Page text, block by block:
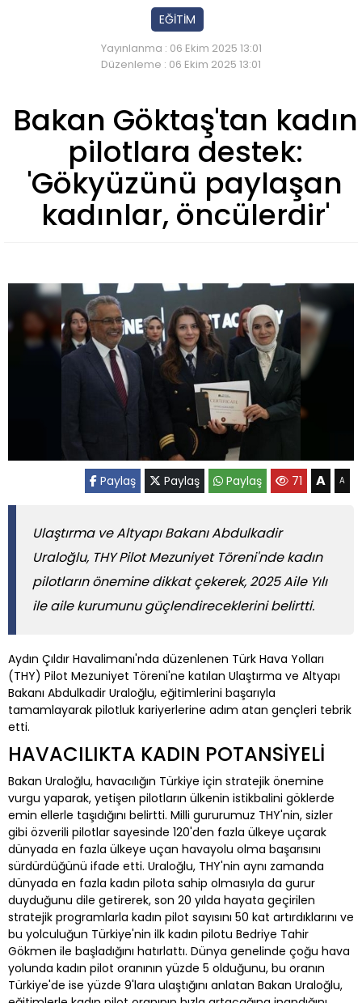
EĞİTİM
Yayınlanma : 06 Ekim 2025 13:01
Düzenleme : 06 Ekim 2025 13:01
Bakan Göktaş'tan kadın
pilotlara destek:
'Gökyüzünü paylaşan
kadınlar, öncülerdir'
Paylaş Paylaş Paylaş 71 A A
Ulaştırma ve Altyapı Bakanı Abdulkadir
Uraloğlu, THY Pilot Mezuniyet Töreni'nde kadın
pilotların önemine dikkat çekerek, 2025 Aile Yılı
ile aile kurumunu güçlendireceklerini belirtti.
Aydın Çıldır Havalimanı'nda düzenlenen Türk Hava Yolları
(THY) Pilot Mezuniyet Töreni'ne katılan Ulaştırma ve Altyapı
Bakanı Abdulkadir Uraloğlu, eğitimlerini başarıyla
tamamlayarak pilotluk kariyerlerine adım atan gençleri tebrik
etti.
HAVACILIKTA KADIN POTANSİYELİ
Bakan Uraloğlu, havacılığın Türkiye için stratejik önemine
vurgu yaparak, yetişen pilotların ülkenin istikbalini göklerde
emin ellerle taşıdığını belirtti. Milli gururumuz THY'nin, sizler
gibi özverili pilotlar sayesinde 120'den fazla ülkeye uçarak
dünyada en fazla ülkeye uçan havayolu olma başarısını
sürdürdüğünü ifade etti. Uraloğlu, THY'nin aynı zamanda
dünyada en fazla kadın pilota sahip olmasıyla da gurur
duyduğunu dile getirerek, son 20 yılda hayata geçirilen
stratejik programlarla kadın pilot sayısını 50 kat artırdıklarını ve
bu yolculuğun Türkiye'nin ilk kadın pilotu Bedriye Tahir
Gökmen ile başladığını hatırlattı. Dünya genelinde çoğu hava
yolunda kadın pilot oranının yüzde 5 olduğunu, bu oranın
Türkiye'de ise yüzde 9'lara ulaştığını anlatan Bakan Uraloğlu,